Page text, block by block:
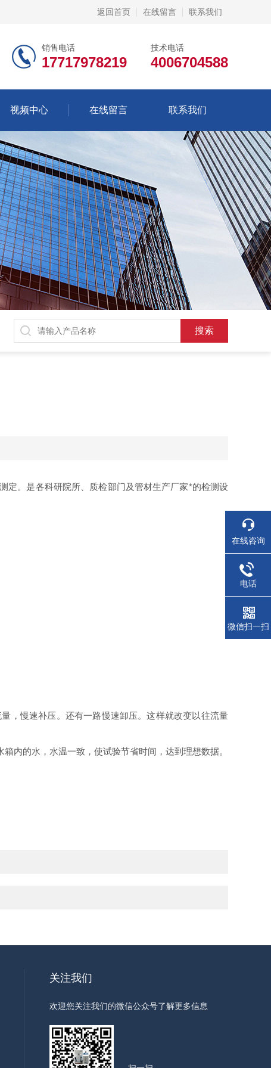
返回首页 在线留言 联系我们
销售电话
17717978219
技术电话
4006704588
视频中心 在线留言 联系我们
定。是各科研院所、质检部门及管材生产厂家*的检测设
，慢速补压。还有一路慢速卸压。这样就改变以往流量
内的水，水温一致，使试验节省时间，达到理想数据。
关注我们
欢迎您关注我们的微信公众号了解更多信息
在线咨询
电话
微信扫一扫